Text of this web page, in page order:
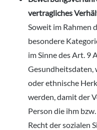
vertragliches
Soweit im Rahmen
besondere
im Sinne des Art. 9
Gesundheitsdaten,
oder ethnische
werden, damit der
Person die ihm
Recht der sozialen